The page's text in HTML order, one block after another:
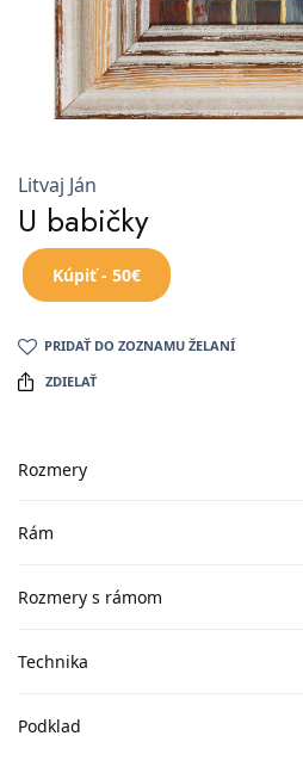
Litvaj Ján
U babičky
Kúpiť - 50€
PRIDAŤ DO ZOZNAMU ŽELANÍ
ZDIELAŤ
Rozmery
Rám
Rozmery s rámom
Technika
Podklad